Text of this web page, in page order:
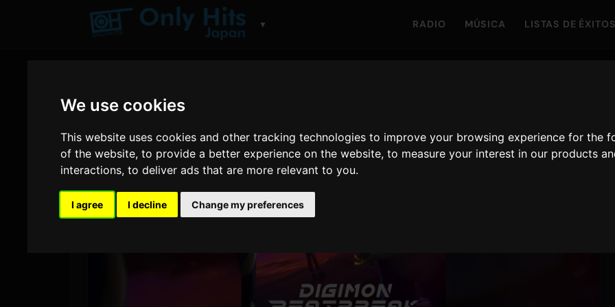
We use cookies
This website uses cookies and other tracking technologies to improve your browsing experience for the
of the website,to provide a better experience on the website,to measure your interest in our products
interactions,to deliver ads that are more relevant to you.
I agree I decline Change my preferences
▼ RADIO MÚSICA LISTAS DE ÉXITOS